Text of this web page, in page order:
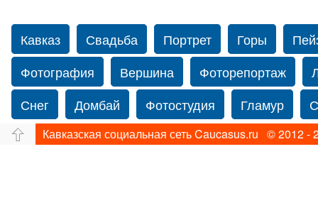
Кавказ Свадьба Портрет Горы
Фотография
Вершина Фоторепортаж
Снег
Домбай Фотостудия Гламур
Путешествие
Перевал Ущелье
Кавказская социальная сеть Caucasus.ru © 2012 -